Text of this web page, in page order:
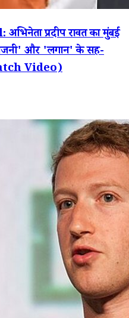
प्रदीप रावत का मुंबई
और 'लगान' के सह-
Video)